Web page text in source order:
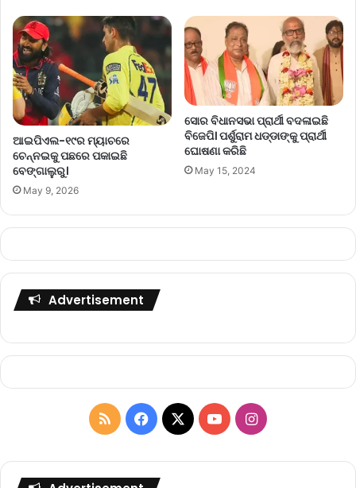
ଆଇପିଏଲ-୧୯ର ମ୍ୟାଚରେ
ଚେନ୍ନଇକୁ ପଛରେ ପକାଇଛି
ବେଙ୍ଗାଲୁରୁ।
May 9, 2026
ସୋର ବିଧାନସଭା ପ୍ରାର୍ଥୀ ବଦଳାଇଛି
ବିଜେପି। ପର୍ଶୁରାମ ଧଡ୍ଡାଙ୍କୁ ପ୍ରାର୍ଥୀ
ଘୋଷଣା କରିଛି
May 15, 2024
Advertisement
R
S
F
c
X
Y
I